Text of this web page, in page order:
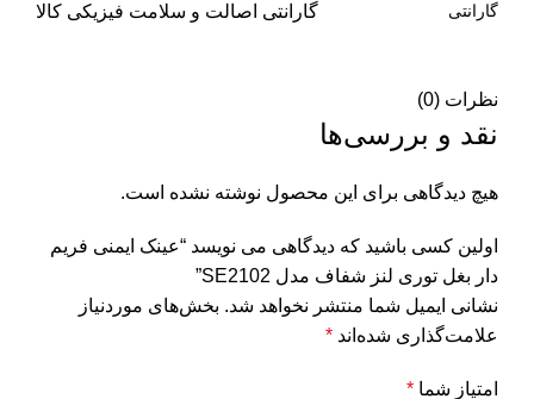
گارانتی گارانتی اصالت و سلامت فیزیکی کالا
نظرات (0)
نقد و بررسی‌ها
هیچ دیدگاهی برای این محصول نوشته نشده است.
اولین کسی باشید که دیدگاهی می نویسد “عینک ایمنی فریم
دار بغل توری لنز شفاف مدل SE2102”
نشانی ایمیل شما منتشر نخواهد شد. بخش‌های موردنیاز
علامت‌گذاری شده‌اند *
امتیاز شما *